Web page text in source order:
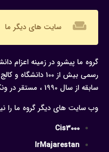
weekend سایت های دیگر ما
گروه ما پیشرو در زمینه اعزام
سابقه از سال 1990 ، مستقر در ونکوور کانادا
وب سایت های دیگر گروه ما را
Cis3000
IrMajarestan